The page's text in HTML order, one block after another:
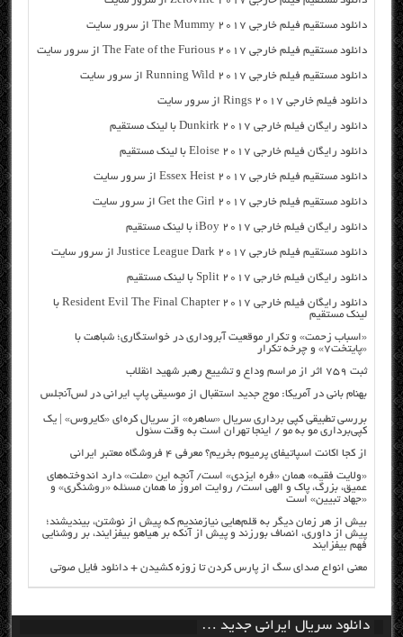
دانلود مستقیم فیلم خارجی The Mummy 2017 از سرور سایت
دانلود مستقیم فیلم خارجی The Fate of the Furious 2017 از سرور سایت
دانلود مستقیم فیلم خارجی Running Wild 2017 از سرور سایت
دانلود فیلم خارجی Rings 2017 از سرور سایت
دانلود رایگان فیلم خارجی Dunkirk 2017 با لینک مستقیم
دانلود رایگان فیلم خارجی Eloise 2017 با لینک مستقیم
دانلود مستقیم فیلم خارجی Essex Heist 2017 از سرور سایت
دانلود مستقیم فیلم خارجی Get the Girl 2017 از سرور سایت
دانلود رایگان فیلم خارجی iBoy 2017 با لینک مستقیم
دانلود مستقیم فیلم خارجی Justice League Dark 2017 از سرور سایت
دانلود رایگان فیلم خارجی Split 2017 با لینک مستقیم
دانلود رایگان فیلم خارجی Resident Evil The Final Chapter 2017 با
لینک مستقیم
«اسباب زحمت» و تکرار موقعیت آبروداری در خواستگاری؛ شباهت با
«پایتخت۷» و چرخه تکرار
ثبت ۷۵۹ اثر از مراسم وداع و تشییع رهبر شهید انقلاب
بهنام بانی در آمریکا: موج جدید استقبال از موسیقی پاپ ایرانی در لس‌آنجلس
بررسی تطبیقی کپی برداری سریال «ساهره» از سریال کره‌ای «کایروس» | یک
کپی‌برداری مو به مو / اینجا تهران است به وقت سئول
از کجا اکانت اسپاتیفای پرمیوم بخریم؟ معرفی ۴ فروشگاه معتبر ایرانی
«ولایت فقیه» همان «فره ایزدی» است/ آنچه این «ملت» دارد اندوخته‌های
عمیق، بزرگ، پاک و الهی است/ روایت امروز ما همان مسئله «روشنگری» و
«جهاد تبیین» است
بیش از هر زمان دیگر به قلم‌هایی نیازمندیم که پیش از نوشتن، بیندیشند؛
پیش از داوری، انصاف بورزند و پیش از آنکه بر هیاهو بیفزایند، بر روشنایی
فهم بیفزایند
معنی انواع صدای سگ از پارس کردن تا زوزه کشیدن + دانلود فایل صوتی
دانلود سریال ایرانی جدید …